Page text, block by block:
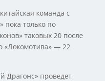
команда с
пока только по
таковых 20 после
«Локомотива» — 22
Драгонс» проведет